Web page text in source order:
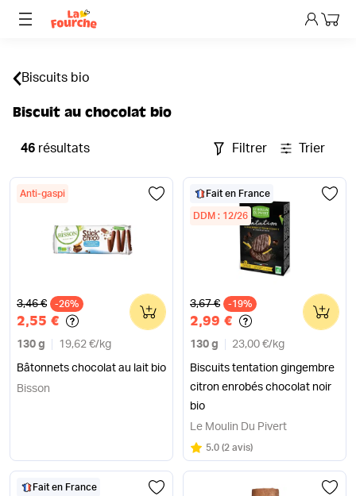
Mon
Biscuits bio
Biscuit au chocolat bio
46 résultats Filtrer Trier
Anti-gaspi
Ancien prix
3,46 € -26%
2,55 €
130 g 19,62 €/ kg
Bâtonnets chocolat au lait bio
0
Bisson
Fait en France
DDM : 12/26
Ancien prix
3,67 € -19%
2,99 €
130 g 23,00 €/ kg
Biscuits tentation gingembre
citron enrobés chocolat noir
bio
0
Le Moulin Du Pivert
Note
5.0 sur 5
(2 avis)
Fait en France